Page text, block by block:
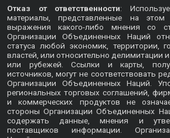
Отказ от ответственности:
материалы, представленные на
выражения какого-либо мнения со
Организации Объединенных Наций
статуса любой экономик, территории,
властей, или относительно делимитации
или рубежей. Ссылки и карты,
источников, могут не соответствовать
Организации Объединенных Наций.
региональных торговых соглашений,
и коммерческих продуктов не
стороны Организации Объединенных
содержать данные, мнения и
поставщиков информации.